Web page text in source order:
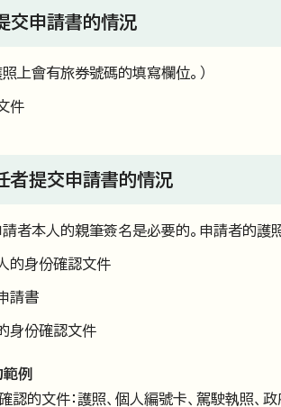
交申請書的情況
照上會有旅券號碼的填寫欄位。）
件
者提交申請書的情況
請者本人的親筆簽名是必要的。申請者的護
的身份確認文件
請書
身份確認文件
例
認的文件：護照、個人編號卡、駕駛執照、